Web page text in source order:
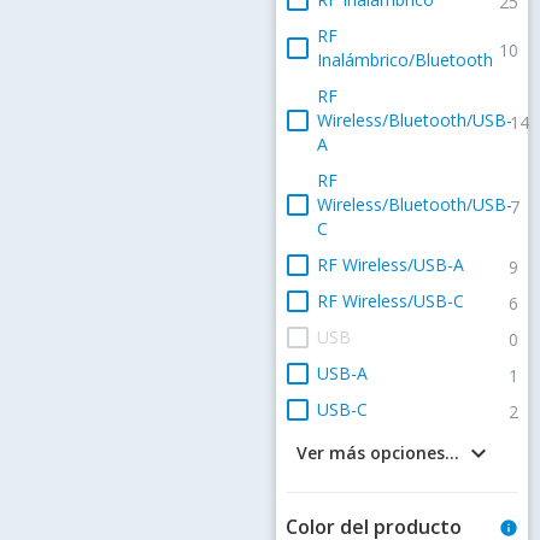
check_box_outline_blank RF
Inalámbrico/Bluetooth 10
check_box_outline_blank
RF
Wireless/Bluetooth/USB-
A
14
check_box_outline_blank
RF
Wireless/Bluetooth/USB-
C
7
check_box_outline_blank RF Wireless/USB-A 9
check_box_outline_blank RF Wireless/USB-C 6
check_box_outline_blank USB 0
check_box_outline_blank USB-A 1
check_box_outline_blank USB-C 2
keyboard_arrow_down
Ver más opciones...
Color del producto info